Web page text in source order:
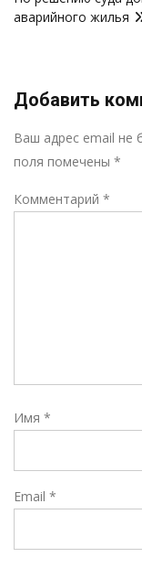
аварийного жилья
Добавить
Ваш адрес email не
поля помечены *
Комментарий *
Имя *
Email *